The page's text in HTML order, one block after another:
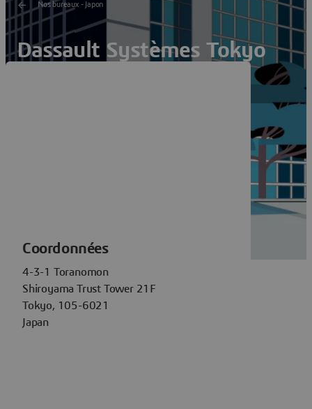
Nos bureaux - Japon
Dassault Systèmes Tokyo
Coordonnées
4-3-1 Toranomon
Shiroyama Trust Tower 21F
Tokyo, 105-6021
Japan